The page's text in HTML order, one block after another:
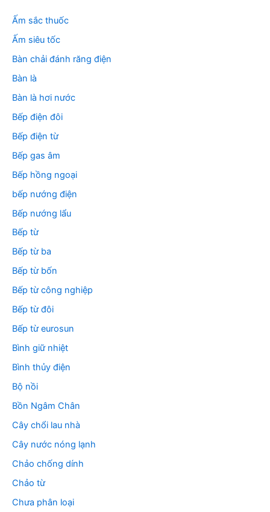
m
Ấm sắc thuốc
Ấm siêu tốc
Bàn chải đánh răng điện
Bàn là
Bàn là hơi nước
Bếp điện đôi
Bếp điện từ
Bếp gas âm
Bếp hồng ngoại
bếp nướng điện
Bếp nướng lẩu
Bếp từ
Bếp từ ba
Bếp từ bốn
Bếp từ công nghiệp
Bếp từ đôi
Bếp từ eurosun
Bình giữ nhiệt
Bình thủy điện
Bộ nồi
Bồn Ngâm Chân
Cây chổi lau nhà
Cây nước nóng lạnh
Chảo chống dính
Chảo từ
Chưa phân loại